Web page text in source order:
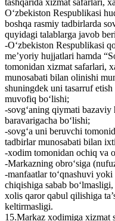
tashqarida xizmat safarlari,
O‘zbekiston Respublikasi
boshqa rasmiy tadbirlarda
quyidagi talablarga javob
-O‘zbekiston Respublikasi
me’yoriy hujjatlari hamda
tomonidan xizmat safarlari,
munosabati bilan olinishi
shuningdek uni tasarruf
muvofiq bo‘lishi;
-sovg‘aning qiymati
baravarigacha bo‘lishi;
-sovg‘a uni beruvchi
tadbirlar munosabati bilan
-xodim tomonidan ochiq va
-Markazning obro‘siga
-manfaatlar to‘qnashuvi
chiqishiga sabab
xolis qaror qabul qilishiga
keltirmasligi.
15.Markaz xodimiga xizmat